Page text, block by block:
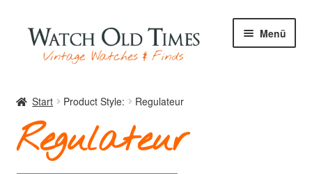
Zur
Navigation
springen
Zum
Inhalt
springen
Menü
Uhren
Start Product Style: Regulateur
Regulateur